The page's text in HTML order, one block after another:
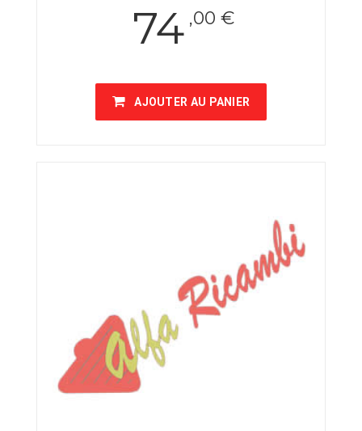
74 ,00 €
AJOUTER AU PANIER